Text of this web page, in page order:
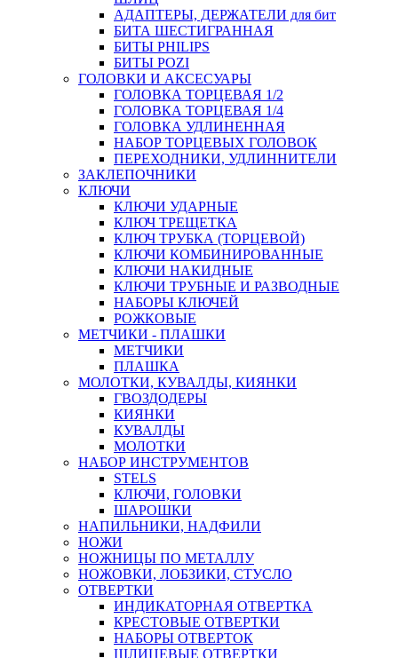
АДАПТЕРЫ, ДЕРЖАТЕЛИ для бит
БИТА ШЕСТИГРАННАЯ
БИТЫ PHILIPS
БИТЫ POZI
ГОЛОВКИ И АКСЕСУАРЫ
ГОЛОВКА ТОРЦЕВАЯ 1/2
ГОЛОВКА ТОРЦЕВАЯ 1/4
ГОЛОВКА УДЛИНЕННАЯ
НАБОР ТОРЦЕВЫХ ГОЛОВОК
ПЕРЕХОДНИКИ, УДЛИННИТЕЛИ
ЗАКЛЕПОЧНИКИ
КЛЮЧИ
КЛЮЧИ УДАРНЫЕ
КЛЮЧ ТРЕЩЕТКА
КЛЮЧ ТРУБКА (ТОРЦЕВОЙ)
КЛЮЧИ КОМБИНИРОВАННЫЕ
КЛЮЧИ НАКИДНЫЕ
КЛЮЧИ ТРУБНЫЕ И РАЗВОДНЫЕ
НАБОРЫ КЛЮЧЕЙ
РОЖКОВЫЕ
МЕТЧИКИ - ПЛАШКИ
МЕТЧИКИ
ПЛАШКА
МОЛОТКИ, КУВАЛДЫ, КИЯНКИ
ГВОЗДОДЕРЫ
КИЯНКИ
КУВАЛДЫ
МОЛОТКИ
НАБОР ИНСТРУМЕНТОВ
STELS
КЛЮЧИ, ГОЛОВКИ
ШАРОШКИ
НАПИЛЬНИКИ, НАДФИЛИ
НОЖИ
НОЖНИЦЫ ПО МЕТАЛЛУ
НОЖОВКИ, ЛОБЗИКИ, СТУСЛО
ОТВЕРТКИ
ИНДИКАТОРНАЯ ОТВЕРТКА
КРЕСТОВЫЕ ОТВЕРТКИ
НАБОРЫ ОТВЕРТОК
ШЛИЦЕВЫЕ ОТВЕРТКИ